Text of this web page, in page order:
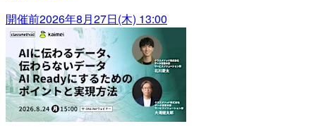
開催前2026年8月27日(木) 13:00